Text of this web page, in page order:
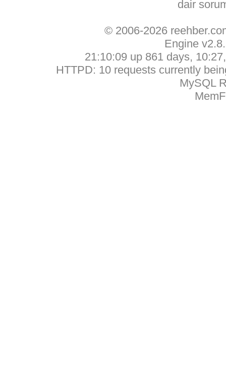
dair
© 2006-2026
Engine
21:10:09 up 861 days,
HTTPD: 10 requests currently
MySQL